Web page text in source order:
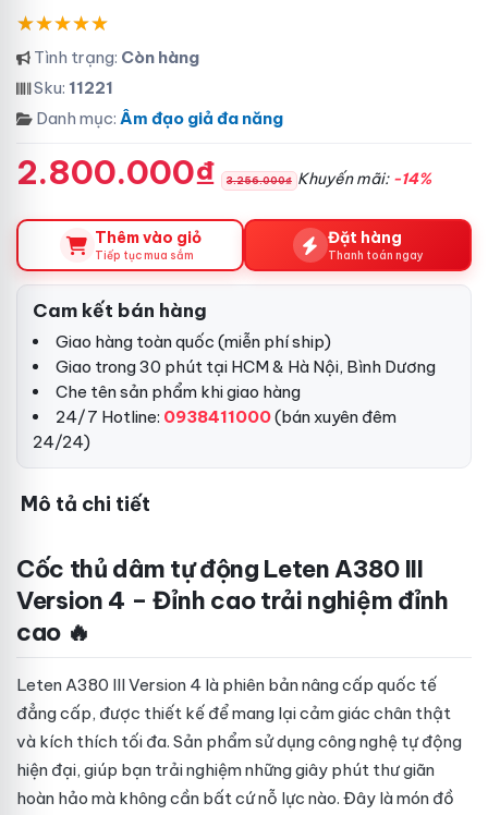
Tình trạng: Còn hàng
Sku: 11221
Danh mục: Âm đạo giả đa năng
2.800.000₫ 3.256.000₫ Khuyến mãi: -14%
Thêm vào giỏ
Tiếp tục mua sắm
Đặt hàng
Thanh toán ngay
Cam kết bán hàng
Giao hàng toàn quốc (miễn phí ship)
Giao trong 30 phút tại HCM & Hà Nội, Bình Dương
Che tên sản phẩm khi giao hàng
24/7 Hotline: 0938411000(bán xuyên đêm
24/24)
Mô tả chi tiết
Cốc thủ dâm tự động Leten A380 III
Version 4 – Đỉnh cao trải nghiệm đỉnh
cao 🔥
Leten A380 III Version 4 là phiên bản nâng cấp quốc tế
đẳng cấp, được thiết kế để mang lại cảm giác chân thật
và kích thích tối đa. Sản phẩm sử dụng công nghệ tự động
hiện đại, giúp bạn trải nghiệm những giây phút thư giãn
hoàn hảo mà không cần bất cứ nỗ lực nào. Đây là món đồ